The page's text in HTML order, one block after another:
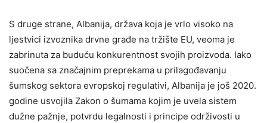
S druge strane, Albanija, država koja je vrlo visoko na
ljestvici izvoznika drvne građe na tržište EU, veoma je
zabrinuta za buduću konkurentnost svojih proizvoda. Iako
suočena sa značajnim preprekama u prilagođavanju
šumskog sektora evropskoj regulativi, Albanija je još 2020.
godine usvojila Zakon o šumama kojim je uvela sistem
dužne pažnje, potvrdu legalnosti i principe održivosti u